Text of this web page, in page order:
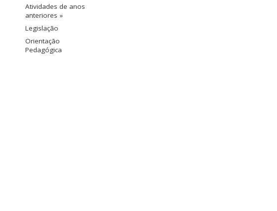
Atividades de anos
anteriores »
Legislação
Orientação
Pedagógica